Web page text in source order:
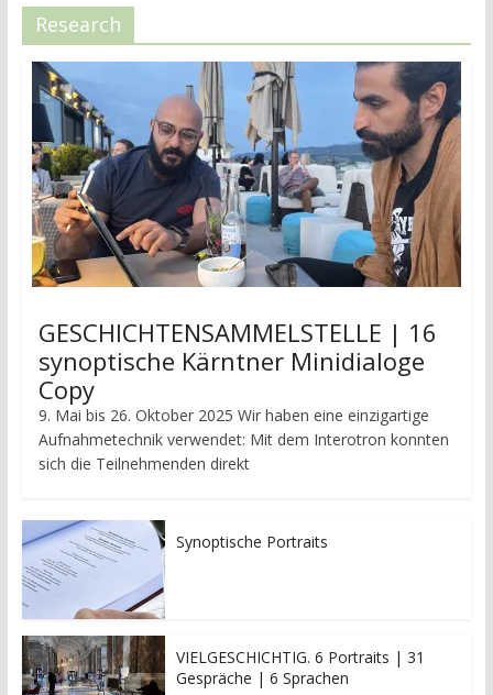
Research
GESCHICHTENSAMMELSTELLE | 16
synoptische Kärntner Minidialoge
Copy
9. Mai bis 26. Oktober 2025 Wir haben eine einzigartige
Aufnahmetechnik verwendet: Mit dem Interotron konnten
sich die Teilnehmenden direkt
Synoptische Portraits
VIELGESCHICHTIG. 6 Portraits | 31
Gespräche | 6 Sprachen